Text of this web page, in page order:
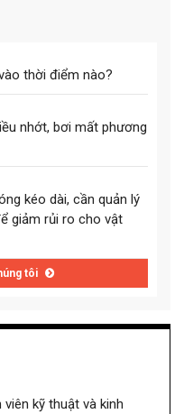
thời điểm nào?
nhớt, bơi mất phương
kéo dài, cần quản lý
giảm rủi ro cho vật
tôi
kỹ thuật và kinh